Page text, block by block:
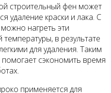
строительный фен может
удаление краски и лака. С
нагреть эти
в результате
для удаления. Таким
сэкономить время
применяется для